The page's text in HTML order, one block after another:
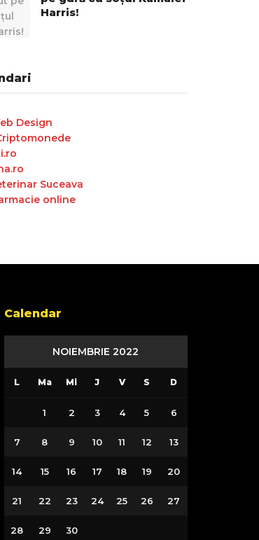
Harris!
Design
Suceava
online
Calendar
NOIEMBRIE 2022
L Ma Mi J V S D
1 2 3 4 5 6
7 8 9 10 11 12 13
14 15 16 17 18 19 20
21 22 23 24 25 26 27
28 29 30